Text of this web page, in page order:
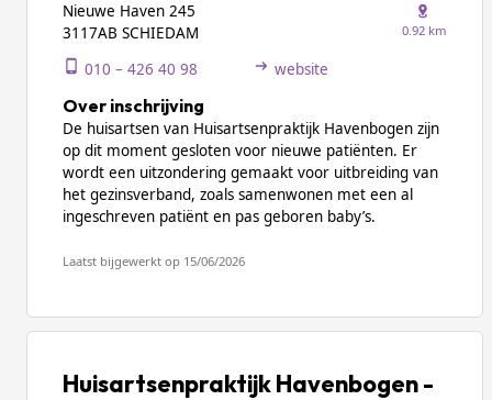
Nieuwe Haven 245
3117AB SCHIEDAM
0.92 km
010 – 426 40 98 website
Over inschrijving
De huisartsen van Huisartsenpraktijk Havenbogen zijn
op dit moment gesloten voor nieuwe patiënten. Er
wordt een uitzondering gemaakt voor uitbreiding van
het gezinsverband, zoals samenwonen met een al
ingeschreven patiënt en pas geboren baby’s.
Laatst bijgewerkt op 15/06/2026
Huisartsenpraktijk Havenbogen -